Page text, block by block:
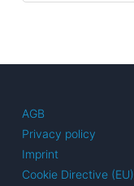
AGB
Privacy policy
Imprint
Cookie Directive (EU)